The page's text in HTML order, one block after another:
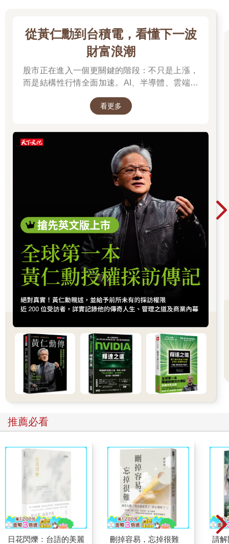
俗話說：「留得青山在，不怕沒柴燒。」如果不想很快就從
市場上畢業，那麼一定要避免以上三個致命的錯誤。
■1-4、用均線三刀流做海期，以60分K為波段交易準則
很多學員經常會問，做期貨交易時，均線應該設在5分K、15
分K，還是60分K？其實答案很簡單，如果是剛入門的投資新手，
可以先參考《海期刀神的60分K獲利術》，其中有豐富的均線基
◎均線三刀流的重要指標
打好基礎之後，就要學習進階的「均線三刀流」。接下來，
我為各位說明操盤時必須觀察的幾個重要指標。
【移動平均線（Moving Average）】
簡稱「均線」，代表過去某一段時間市場上的「平均成交價
格」，也就是把過去一段時間內所有K棒的收盤價加總起來再進行
平均。在實際運用上，最常見的5種參數設定，分別是5MA、
10MA、20MA、60MA，以及240MA。均線常被用來判斷價格的
支撐或壓力，而均線的斜率也是判斷支撐強弱的重要依據。
均線依照設定的參數不同，基本上區分為「長均線」和「短
均線」兩種類型，分別代表長短期的「平均成本」。所謂平均成
本是指，某一段期間內所有進場交易者的支撐或壓力區，只要目
前價格位於這條線之上，從技術面來看就屬於多頭走勢，比如
說，股價站上20日均線，代表近20天內進場者的成本都在均線之
下（賺錢），這時候適合偏多操作，跟著趨勢走。
活潑，對於價格波動的反應很大，幾乎每天都跟著盤勢上上下
下，而長均線的價格變化則比較緩慢，這導致短均線經常來回穿
梭在長均線上下，產生俗稱的「黃金交叉」或「死亡交叉」現
【20MA、60MA、240MA三條均線】
依照不同均線的位階和排列組合，從技術面來看，可以知道
是以「60分K」作為波段交易準則，不會參考其他的週期。「60
分K」可以延伸出20MA、60MA、240MA這三條均線，我將其稱
為「均線三刀流」，為了讓各位讀者方便好記，我把這三條均線
特別命名為小藍（20MA）、小綠（60MA）、小橘（240MA）。
在進行投資交易的時候，均線是判斷多空狀態的絕佳工具，
在「刀神的均線三刀流」裡，辨別市場「多空環境」是首要任
務，但假設今天空方環境成立，也不代表你一定要全力放空，因
為辨別多空環境的意義主要在於，知道現在偏向哪一方做比較有
◎刀神抄底進場的2原則
從黃仁勳到台積電，看懂下一波
財富浪潮
股市正在進入一個更關鍵的階段：不只是上漲，
而是結構性行情全面加速。AI、半導體、雲端運
動全球科技基礎建設持續升級。尤其台灣憑藉晶
潮的關鍵樞紐上。而在這場浪潮中，有一個名字
你不得不認識：黃仁勳（NVIDIA），他正在定義
AI算力時代的規則，而台積電則是全球晶片製造
的核心引擎。從AI晶片、資料中心到記憶體與伺
服器，整條產業鏈正在被重新定價，帶動企業獲
利與出口預期同步上修。這不只是股市行情，而
是一次世界趨勢的重組：AI正在重寫產業分工，
也正在改變資本流向與全球經濟結構。
看更多
推薦必看
日花閃爍：台語的美麗 刪掉容易，忘掉很難 請解